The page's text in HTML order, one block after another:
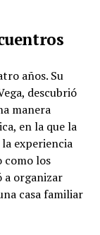
años. Su
descubrió
manera
en la que la
experiencia
los
a organizar
casa familiar